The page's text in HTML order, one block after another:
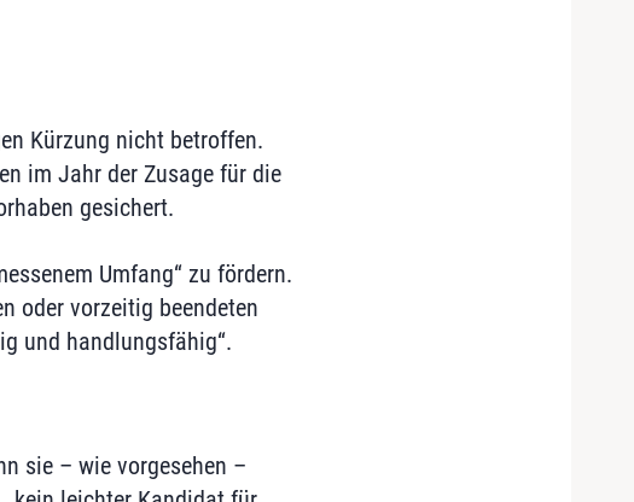
Kürzung nicht betroffen.
im Jahr der Zusage für die
gesichert.
Umfang“ zu fördern.
oder vorzeitig beendeten
und handlungsfähig“.
sie – wie vorgesehen –